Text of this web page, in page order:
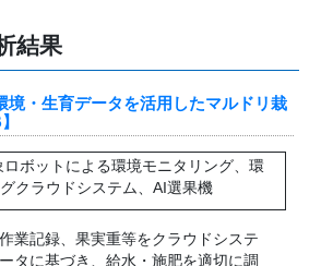
結果
境・生育データを活用したマルドリ栽
ボットによる環境モニタリング、環
クラウドシステム、AI選果機
業記録、果実重等をクラウドシステ
タに基づき、給水・施肥を適切に調